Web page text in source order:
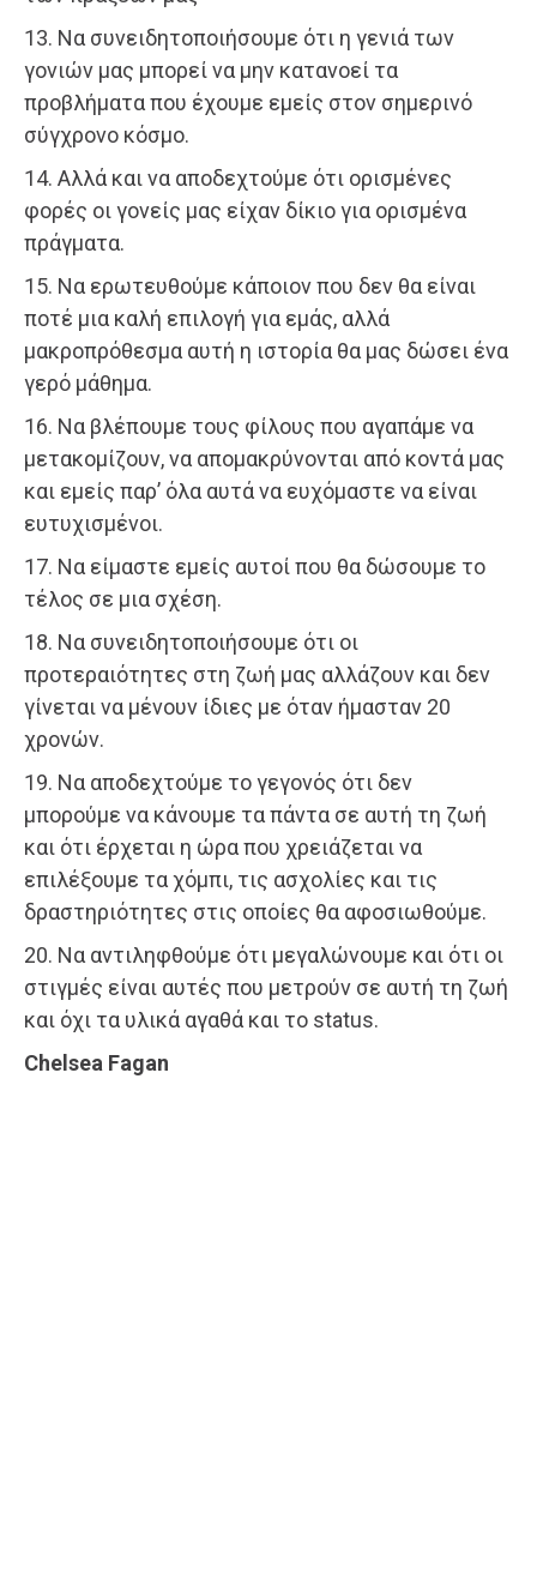
13. Να συνειδητοποιήσουμε ότι η γενιά των
γονιών μας μπορεί να μην κατανοεί τα
προβλήματα που έχουμε εμείς στον σημερινό
σύγχρονο κόσμο.
14. Αλλά και να αποδεχτούμε ότι ορισμένες
φορές οι γονείς μας είχαν δίκιο για ορισμένα
πράγματα.
15. Να ερωτευθούμε κάποιον που δεν θα είναι
ποτέ μια καλή επιλογή για εμάς, αλλά
μακροπρόθεσμα αυτή η ιστορία θα μας δώσει ένα
γερό μάθημα.
16. Να βλέπουμε τους φίλους που αγαπάμε να
μετακομίζουν, να απομακρύνονται από κοντά μας
και εμείς παρ’ όλα αυτά να ευχόμαστε να είναι
ευτυχισμένοι.
17. Να είμαστε εμείς αυτοί που θα δώσουμε το
τέλος σε μια σχέση.
18. Να συνειδητοποιήσουμε ότι οι
προτεραιότητες στη ζωή μας αλλάζουν και δεν
γίνεται να μένουν ίδιες με όταν ήμασταν 20
χρονών.
19. Να αποδεχτούμε το γεγονός ότι δεν
μπορούμε να κάνουμε τα πάντα σε αυτή τη ζωή
και ότι έρχεται η ώρα που χρειάζεται να
επιλέξουμε τα χόμπι, τις ασχολίες και τις
δραστηριότητες στις οποίες θα αφοσιωθούμε.
20. Να αντιληφθούμε ότι μεγαλώνουμε και ότι οι
στιγμές είναι αυτές που μετρούν σε αυτή τη ζωή
και όχι τα υλικά αγαθά και το status.
Chelsea Fagan